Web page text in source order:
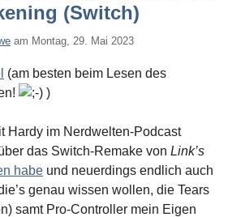
(Switch)
am Montag, 29. Mai 2023
(am besten beim Lesen des
)
Hardy im Nerdwelten-Podcast
das Switch-Remake von Link’s
habe und neuerdings endlich auch
genau wissen wollen, die Tears
samt Pro-Controller mein Eigen